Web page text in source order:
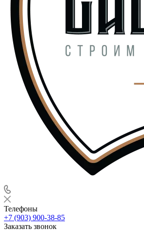
Телефоны
+7 (903) 900-38-85
Заказать звонок